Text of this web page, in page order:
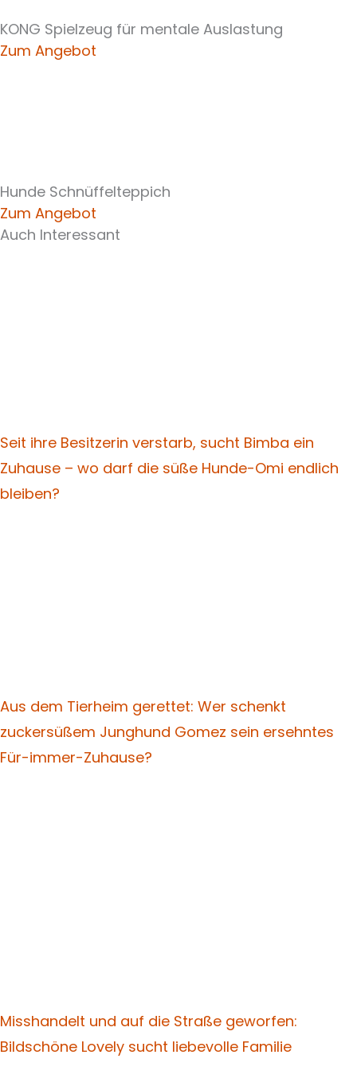
KONG Spielzeug für mentale Auslastung
Zum Angebot
Hunde Schnüffelteppich
Zum Angebot
Auch Interessant
Seit ihre Besitzerin verstarb, sucht Bimba ein
Zuhause – wo darf die süße Hunde-Omi endlich
bleiben?
Aus dem Tierheim gerettet: Wer schenkt
zuckersüßem Junghund Gomez sein ersehntes
Für-immer-Zuhause?
Misshandelt und auf die Straße geworfen:
Bildschöne Lovely sucht liebevolle Familie